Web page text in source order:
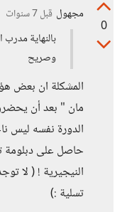
0
مجهول قبل 7 سنوات
بالنهاية
وصريح
المشكلة ان بعض
مان " بعد أن
الدورة نفسه ليس
حاصل على دبلومة
النيجيرية ! ( لا
تسلية :)